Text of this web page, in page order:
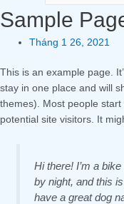
Sample
Tháng 1 26, 2021
This is an example page.
stay in one place and will
themes). Most people
potential site visitors. It
Hi there! I’m a
by night, and this
have a great dog